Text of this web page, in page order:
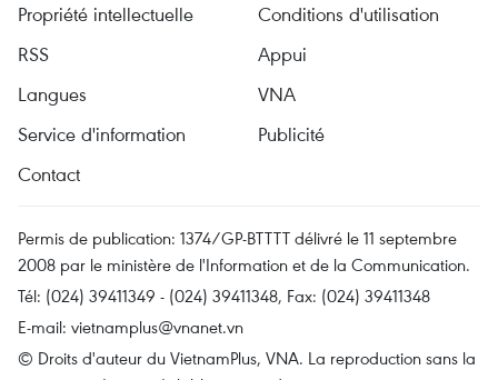
Propriété intellectuelle
Conditions d'utilisation
RSS
Appui
Langues
VNA
Service d'information
Publicité
Contact
Permis de publication: 1374/GP-BTTTT délivré le 11 septembre
2008 par le ministère de l'Information et de la Communication.
Tél: (024) 39411349 - (024) 39411348, Fax: (024) 39411348
E-mail: vietnamplus@vnanet.vn
© Droits d'auteur du VietnamPlus, VNA. La reproduction sans la